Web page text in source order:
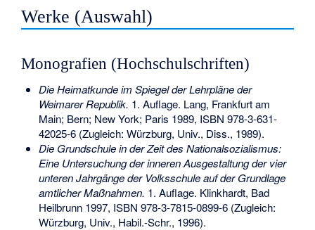
Werke (Auswahl)
Monografien (Hochschulschriften)
Die Heimatkunde im Spiegel der Lehrpläne der
Weimarer Republik. 1. Auflage. Lang, Frankfurt am
Main; Bern; New York; Paris 1989, ISBN 978-3-631-
42025-6(Zugleich: Würzburg, Univ., Diss., 1989).
Die Grundschule in der Zeit des Nationalsozialismus:
Eine Untersuchung der inneren Ausgestaltung der vier
unteren Jahrgänge der Volksschule auf der Grundlage
amtlicher Maßnahmen. 1. Auflage. Klinkhardt, Bad
Heilbrunn 1997, ISBN 978-3-7815-0899-6(Zugleich:
Würzburg, Univ., Habil.-Schr., 1996).